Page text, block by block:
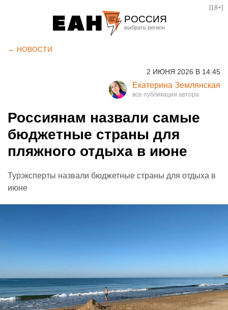
РОССИЯ
Оренбург
[18+]
← НОВОСТИ
2 ИЮНЯ 2026 В 14:45
Екатерина Землянская
Россиянам назвали самые
бюджетные страны для
пляжного отдыха в июне
Турэксперты назвали бюджетные страны для отдыха в
июне